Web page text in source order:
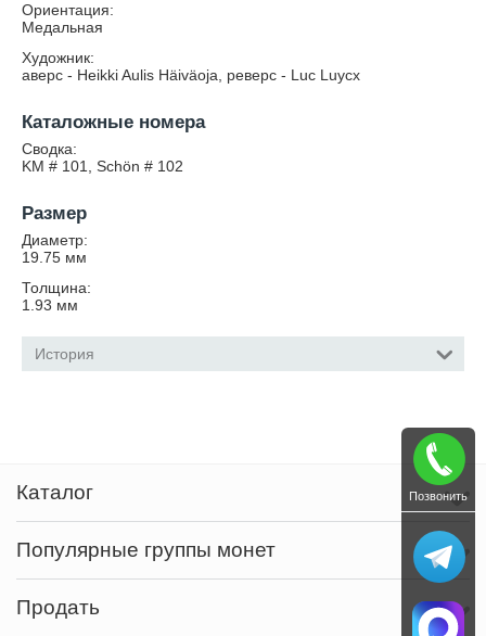
Ориентация:
Медальная
Художник:
аверс - Heikki Aulis Häiväoja, реверс - Luc Luycx
Каталожные номера
Сводка:
KM # 101, Schön # 102
Размер
Диаметр:
19.75 мм
Толщина:
1.93 мм
История
Каталог
Популярные группы монет
Продать
Позвонить